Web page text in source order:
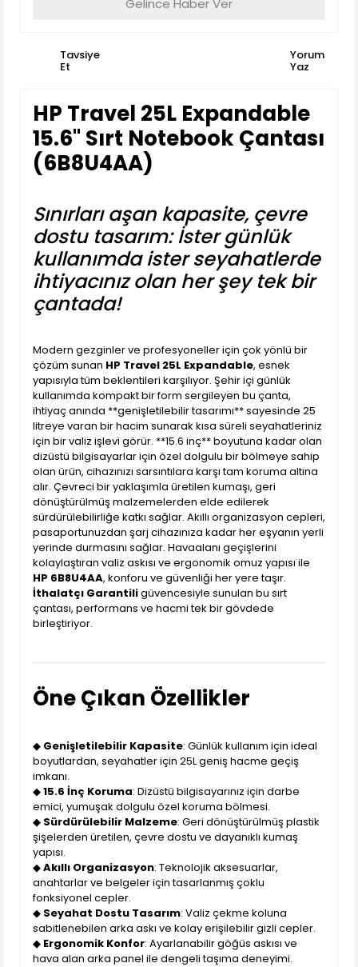
Gelince Haber Ver
Tavsiye
Et
Yorum
Yaz
HP Travel 25L Expandable
15.6'' Sırt Notebook Çantası
(6B8U4AA)
Sınırları aşan kapasite, çevre
dostu tasarım: İster günlük
kullanımda ister seyahatlerde
ihtiyacınız olan her şey tek bir
çantada!
Modern gezginler ve profesyoneller için çok yönlü bir
çözüm sunan HP Travel 25L Expandable, esnek
yapısıyla tüm beklentileri karşılıyor. Şehir içi günlük
kullanımda kompakt bir form sergileyen bu çanta,
ihtiyaç anında **genişletilebilir tasarımı** sayesinde 25
litreye varan bir hacim sunarak kısa süreli seyahatleriniz
için bir valiz işlevi görür. **15.6 inç** boyutuna kadar olan
dizüstü bilgisayarlar için özel dolgulu bir bölmeye sahip
olan ürün, cihazınızı sarsıntılara karşı tam koruma altına
alır. Çevreci bir yaklaşımla üretilen kumaşı, geri
dönüştürülmüş malzemelerden elde edilerek
sürdürülebilirliğe katkı sağlar. Akıllı organizasyon cepleri,
pasaportunuzdan şarj cihazınıza kadar her eşyanın yerli
yerinde durmasını sağlar. Havaalanı geçişlerini
kolaylaştıran valiz askısı ve ergonomik omuz yapısı ile
HP 6B8U4AA, konforu ve güvenliği her yere taşır.
İthalatçı Garantiligüvencesiyle sunulan bu sırt
çantası, performans ve hacmi tek bir gövdede
birleştiriyor.
Öne Çıkan Özellikler
◆ Genişletilebilir Kapasite: Günlük kullanım için ideal
boyutlardan, seyahatler için 25L geniş hacme geçiş
imkanı.
◆15.6 İnç Koruma: Dizüstü bilgisayarınız için darbe
emici, yumuşak dolgulu özel koruma bölmesi.
◆ Sürdürülebilir Malzeme: Geri dönüştürülmüş plastik
şişelerden üretilen, çevre dostu ve dayanıklı kumaş
yapısı.
◆Akıllı Organizasyon: Teknolojik aksesuarlar,
anahtarlar ve belgeler için tasarlanmış çoklu
fonksiyonel cepler.
◆ Seyahat Dostu Tasarım: Valiz çekme koluna
sabitlenebilen arka askı ve kolay erişilebilir gizli cepler.
◆ Ergonomik Konfor: Ayarlanabilir göğüs askısı ve
hava alan arka panel ile dengeli taşıma deneyimi.